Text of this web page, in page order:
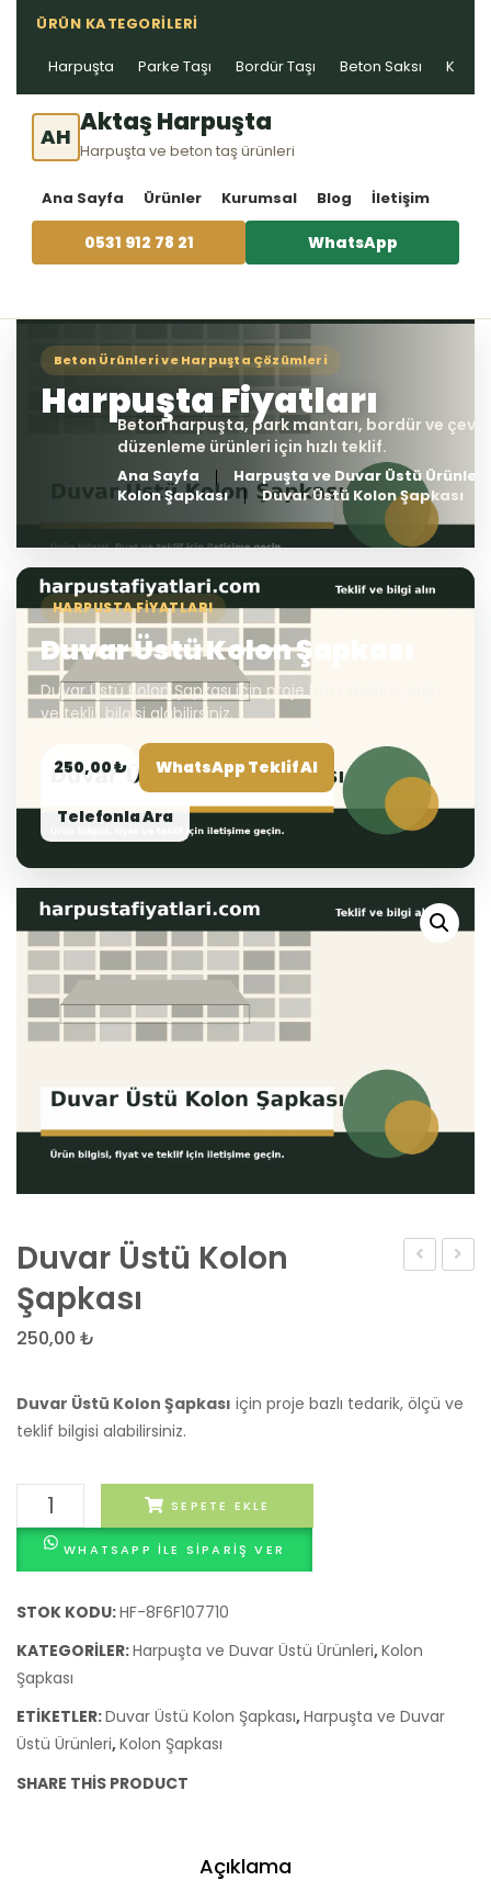
ÜRÜN KATEGORILERI
Harpuşta Parke Taşı Bordür Taşı Beton Saksı Kablo
AH Aktaş Harpuşta
Harpuşta ve beton taş ürünleri
Ana Sayfa Ürünler Kurumsal Blog İletişim
0531 912 78 21 WhatsApp
Ana Sayfa
Harpuşta ve Duvar Üstü Ürünleri
Kolon Şapkası
Duvar Üstü Kolon Şapkası
HARPUSTA FIYATLARI
Duvar Üstü Kolon Şapkası
Duvar Üstü Kolon Şapkası için proje bazlı tedarik, ölçü
ve teklif bilgisi alabilirsiniz.
250,00 ₺ WhatsApp Teklif Al
Telefonla Ara
Duvar Üstü Kolon
Şapkası
250,00 ₺
Duvar Üstü Kolon Şapkası için proje bazlı tedarik, ölçü ve
teklif bilgisi alabilirsiniz.
Duvar
Üstü
Kolon
adet
SEPETE EKLE
WHATSAPP ILE SIPARIŞ VER
STOK KODU:HF-8F6F107710
KATEGORILER:Harpuşta ve Duvar Üstü Ürünleri,Kolon
Şapkası
ETIKETLER:Duvar Üstü Kolon Şapkası,Harpuşta ve Duvar
Üstü Ürünleri,Kolon Şapkası
SHARE THIS PRODUCT
Açıklama